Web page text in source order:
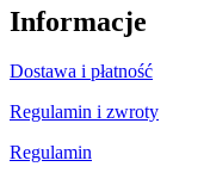
Informacje
Dostawa i płatność
Regulamin i zwroty
Regulamin